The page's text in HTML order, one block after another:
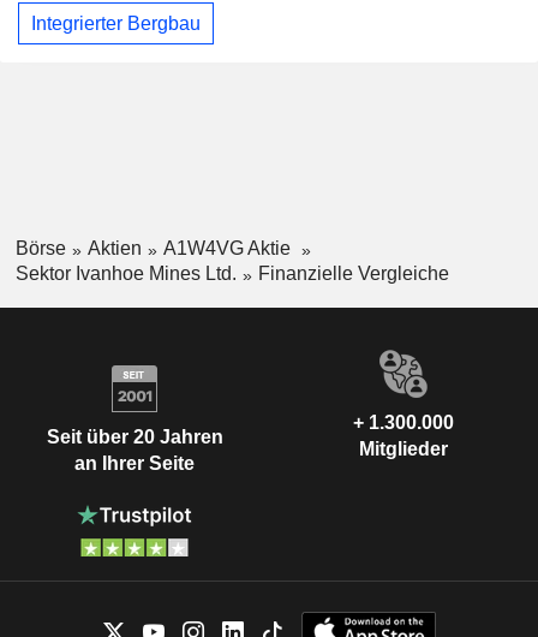
Integrierter Bergbau
Börse Aktien
A1W4VG Aktie
Sektor Ivanhoe Mines Ltd.
Finanzielle Vergleiche
Seit über 20 Jahren
an Ihrer Seite
+ 1.300.000
Mitglieder